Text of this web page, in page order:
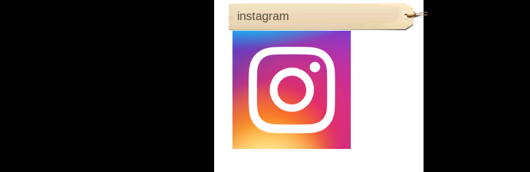
instagram